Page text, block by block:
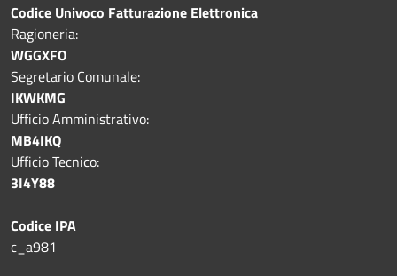
Codice Univoco Fatturazione Elettronica
Ragioneria:
WGGXFO
Segretario Comunale:
IKWKMG
Ufficio Amministrativo:
MB4IKQ
Ufficio Tecnico:
3I4Y88
Codice IPA
c_a981